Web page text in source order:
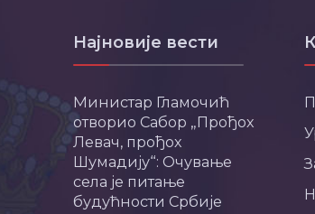
Најновије вести
Министар Гламочић
отворио Сабор „Прођох
Левач, прођох
Шумадију“: Очување
села је питање
будућности Србије